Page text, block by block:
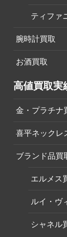
ティファ
腕時計買取
お酒買取
高値買取実
金・プラチナ
喜平ネックレ
ブランド品買
エルメス
ルイ・ヴ
シャネル